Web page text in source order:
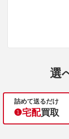
選
詰めて送るだけ
❶宅配買取